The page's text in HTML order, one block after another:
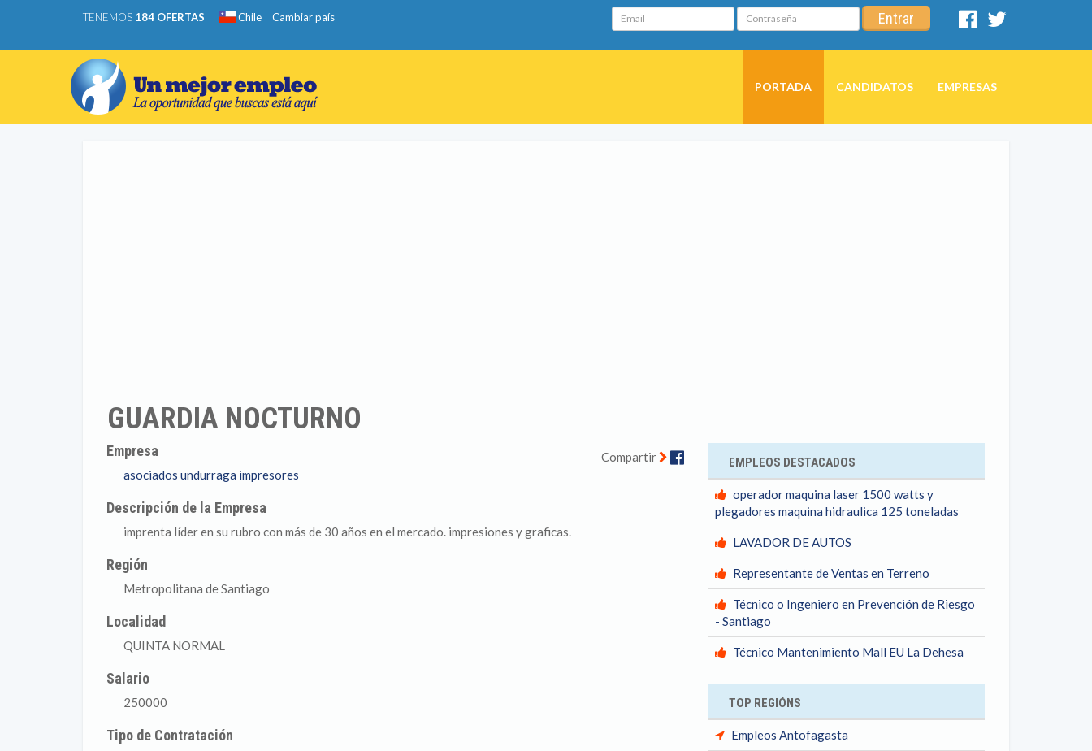
TENEMOS 184 OFERTAS Chile Cambiar país Email Contraseña Entrar
Facebook
PORTADA CANDIDATOS EMPRESAS
GUARDIA NOCTURNO
Compartir Facebook
Empresa
asociados undurraga impresores
Descripción de la Empresa
imprenta líder en su rubro con más de 30 años en el mercado. impresiones y graficas.
Región
Metropolitana de Santiago
Localidad
QUINTA NORMAL
Salario
250000
Tipo de Contratación
EMPLEOS DESTACADOS
operador maquina laser 1500 watts y
plegadores maquina hidraulica 125 toneladas
LAVADOR DE AUTOS
Representante de Ventas en Terreno
Técnico o Ingeniero en Prevención de Riesgo
- Santiago
Técnico Mantenimiento Mall EU La Dehesa
TOP REGIÓNS
Empleos Antofagasta